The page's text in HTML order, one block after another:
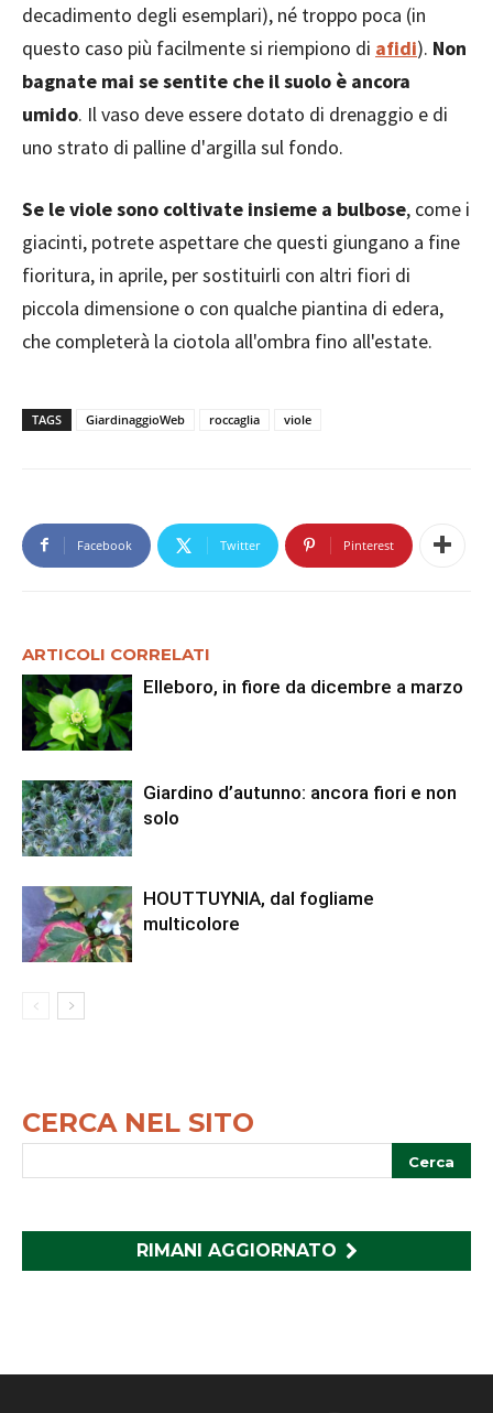
decadimento degli esemplari), né troppo poca (in
questo caso più facilmente si riempiono di afidi). Non
bagnate mai se sentite che il suolo è ancora
umido. Il vaso deve essere dotato di drenaggio e di
uno strato di palline d'argilla sul fondo.
Se le viole sono coltivate insieme a bulbose, come i
giacinti, potrete aspettare che questi giungano a fine
fioritura, in aprile, per sostituirli con altri fiori di
piccola dimensione o con qualche piantina di edera,
che completerà la ciotola all'ombra fino all'estate.
TAGS GiardinaggioWeb roccaglia viole
Facebook Twitter Pinterest
ARTICOLI CORRELATI
Elleboro, in fiore da dicembre a marzo
Giardino d’autunno: ancora fiori e non
solo
HOUTTUYNIA, dal fogliame
multicolore
CERCA NEL SITO
RIMANI AGGIORNATO